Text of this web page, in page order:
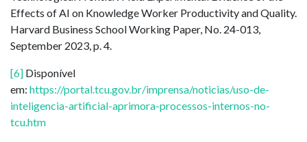
Effects of AI on Knowledge Worker Productivity and Quality.
Harvard Business School Working Paper, No. 24-013,
September 2023, p. 4.
[6] Disponível
em: https://portal.tcu.gov.br/imprensa/noticias/uso-de-
inteligencia-artificial-aprimora-processos-internos-no-
tcu.htm